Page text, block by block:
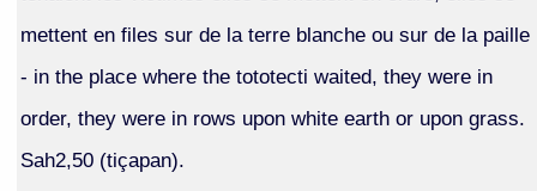
mettent en files sur de la terre blanche ou sur de la paille
- in the place where the tototecti waited, they were in
order, they were in rows upon white earth or upon grass.
Sah2,50 (tiçapan).